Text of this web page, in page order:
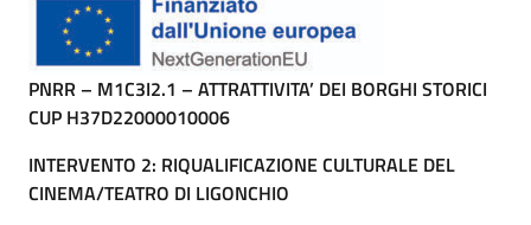
PNRR – M1C3I2.1 – ATTRATTIVITA’ DEI BORGHI STORICI
CUP H37D22000010006
INTERVENTO 2: RIQUALIFICAZIONE CULTURALE DEL
CINEMA/TEATRO DI LIGONCHIO